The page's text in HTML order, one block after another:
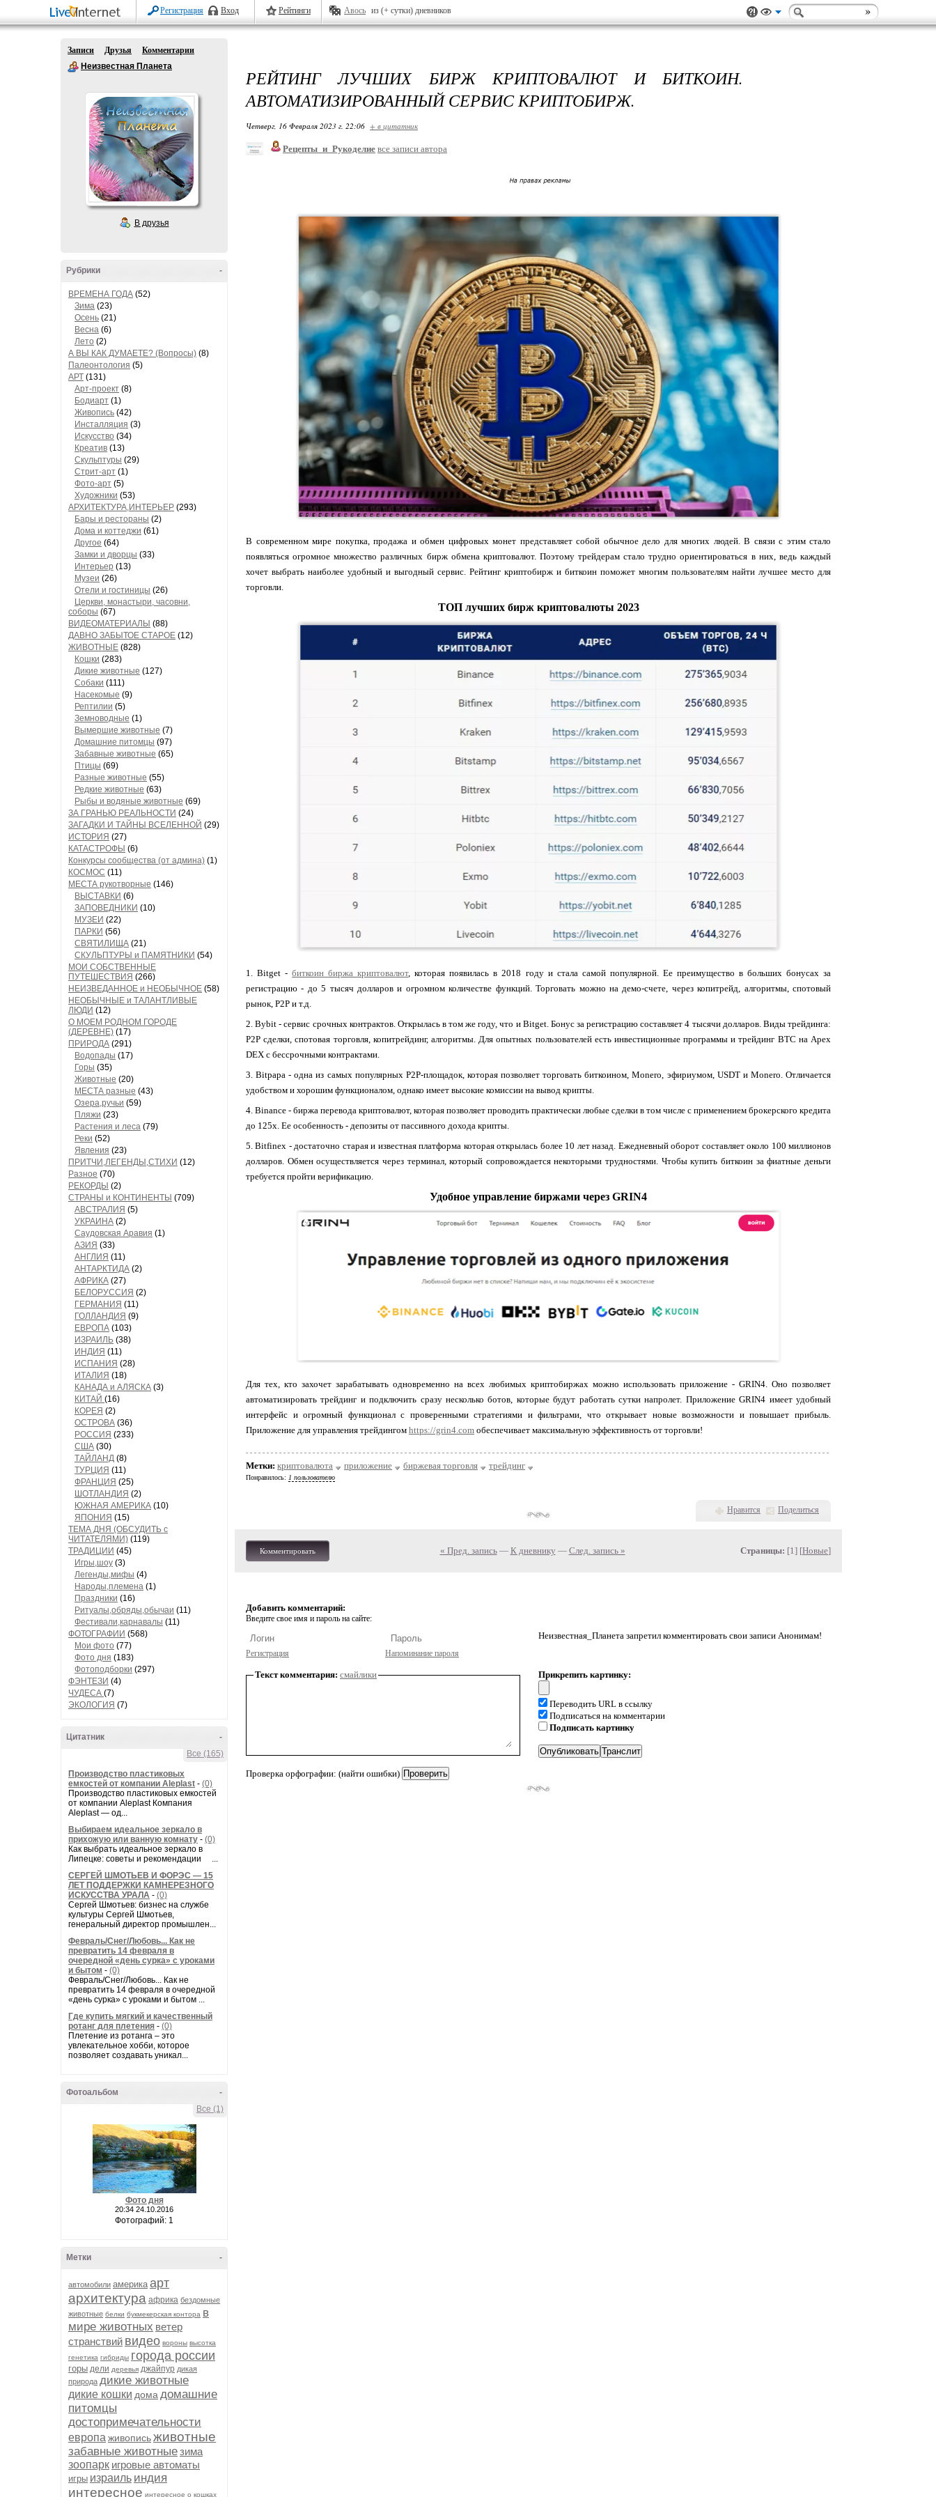
Регистрация Вход Рейтинги Авось из (+ сутки) дневников
Записи Друзья
Комментарии
Неизвестная Планета
В друзья
-
Рубрики
ВРЕМЕНА ГОДА (52)
Зима (23)
Осень (21)
Весна (6)
Лето (2)
А ВЫ КАК ДУМАЕТЕ? (Вопросы) (8)
Палеонтология (5)
АРТ (131)
Арт-проект (8)
Бодиарт (1)
Живопись (42)
Инсталляция (3)
Искусство (34)
Креатив (13)
Скульптуры (29)
Стрит-арт (1)
Фото-арт (5)
Художники (53)
АРХИТЕКТУРА,ИНТЕРЬЕР (293)
Бары и рестораны (2)
Дома и коттеджи (61)
Другое (64)
Замки и дворцы (33)
Интерьер (13)
Музеи (26)
Отели и гостиницы (26)
Церкви, монастыри, часовни,
соборы (67)
ВИДЕОМАТЕРИАЛЫ (88)
ДАВНО ЗАБЫТОЕ СТАРОЕ (12)
ЖИВОТНЫЕ (828)
Кошки (283)
Дикие животные (127)
Собаки (111)
Насекомые (9)
Рептилии (5)
Земноводные (1)
Вымершие животные (7)
Домашние питомцы (97)
Забавные животные (65)
Птицы (69)
Разные животные (55)
Редкие животные (63)
Рыбы и водяные животные (69)
ЗА ГРАНЬЮ РЕАЛЬНОСТИ (24)
ЗАГАДКИ И ТАЙНЫ ВСЕЛЕННОЙ (29)
ИСТОРИЯ (27)
КАТАСТРОФЫ (6)
Конкурсы сообщества (от админа) (1)
КОСМОС (11)
МЕСТА рукотворные (146)
ВЫСТАВКИ (6)
ЗАПОВЕДНИКИ (10)
МУЗЕИ (22)
ПАРКИ (56)
СВЯТИЛИЩА (21)
СКУЛЬПТУРЫ и ПАМЯТНИКИ (54)
МОИ СОБСТВЕННЫЕ
ПУТЕШЕСТВИЯ (266)
НЕИЗВЕДАННОЕ и НЕОБЫЧНОЕ (58)
НЕОБЫЧНЫЕ и ТАЛАНТЛИВЫЕ
ЛЮДИ (12)
О МОЕМ РОДНОМ ГОРОДЕ
(ДЕРЕВНЕ) (17)
ПРИРОДА (291)
Водопады (17)
Горы (35)
Животные (20)
МЕСТА разные (43)
Озера,ручьи (59)
Пляжи (23)
Растения и леса (79)
Реки (52)
Явления (23)
ПРИТЧИ,ЛЕГЕНДЫ,СТИХИ (12)
Разное (70)
РЕКОРДЫ (2)
СТРАНЫ и КОНТИНЕНТЫ (709)
АВСТРАЛИЯ (5)
УКРАИНА (2)
Саудовская Аравия (1)
АЗИЯ (33)
АНГЛИЯ (11)
АНТАРКТИДА (2)
АФРИКА (27)
БЕЛОРУССИЯ (2)
ГЕРМАНИЯ (11)
ГОЛЛАНДИЯ (9)
ЕВРОПА (103)
ИЗРАИЛЬ (38)
ИНДИЯ (11)
ИСПАНИЯ (28)
ИТАЛИЯ (18)
КАНАДА и АЛЯСКА (3)
КИТАЙ (16)
КОРЕЯ (2)
ОСТРОВА (36)
РОССИЯ (233)
США (30)
ТАЙЛАНД (8)
ТУРЦИЯ (11)
ФРАНЦИЯ (25)
ШОТЛАНДИЯ (2)
ЮЖНАЯ АМЕРИКА (10)
ЯПОНИЯ (15)
ТЕМА ДНЯ (ОБСУДИТЬ с
ЧИТАТЕЛЯМИ) (119)
ТРАДИЦИИ (45)
Игры,шоу (3)
Легенды,мифы (4)
Народы,племена (1)
Праздники (16)
Ритуалы,обряды,обычаи (11)
Фестивали,карнавалы (11)
ФОТОГРАФИИ (568)
Мои фото (77)
Фото дня (183)
Фотоподборки (297)
ФЭНТЕЗИ (4)
ЧУДЕСА (7)
ЭКОЛОГИЯ (7)
-
Цитатник
Все (165)
Производство пластиковых
емкостей от компании Aleplast - (0)
Производство пластиковых емкостей
от компании Aleplast Компания
Aleplast — од...
Выбираем идеальное зеркало в
прихожую или ванную комнату - (0)
Как выбрать идеальное зеркало в
Липецке: советы и рекомендации ...
СЕРГЕЙ ШМОТЬЕВ И ФОРЭС — 15
ЛЕТ ПОДДЕРЖКИ КАМНЕРЕЗНОГО
ИСКУССТВА УРАЛА - (0)
Сергей Шмотьев: бизнес на службе
культуры Сергей Шмотьев,
генеральный директор промышлен...
Февраль/Снег/Любовь... Как не
превратить 14 февраля в
очередной «день сурка» с уроками
и бытом - (0)
Февраль/Снег/Любовь... Как не
превратить 14 февраля в очередной
«день сурка» с уроками и бытом ...
Где купить мягкий и качественный
ротанг для плетения - (0)
Плетение из ротанга – это
увлекательное хобби, которое
позволяет создавать уникал...
-
Фотоальбом
Все (1)
Фото дня
20:34 24.10.2016
Фотографий: 1
-
Метки
автомобили америка арт
архитектура африка бездомные
животные белки букмекерская контора в
мире животных ветер
странствий видео вороны высотка
генетика гибриды города россии
горы дели деревья джайпур дикая
природа дикие животные
дикие кошки дома домашние
питомцы
достопримечательности
европа живописьживотные
забавные животныезима
зоопарк игровые автоматы
игры израиль индия
интересное интересное о кошках
РЕЙТИНГ ЛУЧШИХ БИРЖ КРИПТОВАЛЮТ И БИТКОИН.
АВТОМАТИЗИРОВАННЫЙ СЕРВИС КРИПТОБИРЖ.
Четверг, 16 Февраля 2023 г. 22:06 + в цитатник
Рецепты_и_Рукоделие все записи автора
В современном мире покупка, продажа и обмен цифровых монет представляет собой обычное дело для многих людей. В связи с этим стало
появляться огромное множество различных бирж обмена криптовалют. Поэтому трейдерам стало трудно ориентироваться в них, ведь каждый
хочет выбрать наиболее удобный и выгодный сервис. Рейтинг криптобирж и биткоин поможет многим пользователям найти лучшее место для
торговли.
ТОП лучших бирж криптовалюты 2023
1. Bitget -биткоин биржа криптовалют, которая появилась в 2018 году и стала самой популярной. Ее преимущество в больших бонусах за
регистрацию - до 5 тысяч долларов и огромном количестве функций. Торговать можно на демо-счете, через копитрейд, алгоритмы, спотовый
рынок, P2P и т.д.
2. Bybit - сервис срочных контрактов. Открылась в том же году, что и Bitget. Бонус за регистрацию составляет 4 тысячи долларов. Виды трейдинга:
P2P сделки, спотовая торговля, копитрейдинг, алгоритмы. Для опытных пользователей есть инвестиционные программы и трейдинг BTC на Apex
DEX с бессрочными контрактами.
3. Bitpapa - одна из самых популярных P2P-площадок, которая позволяет торговать биткоином, Monero, эфириумом, USDT и Monero. Отличается
удобством и хорошим функционалом, однако имеет высокие комиссии на вывод крипты.
4. Binance - биржа перевода криптовалют, которая позволяет проводить практически любые сделки в том числе с применением брокерского кредита
до 125x. Ее особенность - депозиты от пассивного дохода крипты.
5. Bitfinex - достаточно старая и известная платформа которая открылась более 10 лет назад. Ежедневный оборот составляет около 100 миллионов
долларов. Обмен осуществляется через терминал, который сопровождается некоторыми трудностями. Чтобы купить биткоин за фиатные деньги
требуется пройти верификацию.
Удобное управление биржами через GRIN4
Для тех, кто захочет зарабатывать одновременно на всех любимых криптобиржах можно использовать приложение - GRIN4. Оно позволяет
автоматизировать трейдинг и подключить сразу несколько ботов, которые будут работать сутки напролет. Приложение GRIN4 имеет удобный
интерфейс и огромный функционал с проверенными стратегиями и фильтрами, что открывает новые возможности и повышает прибыль.
Приложение для управления трейдингом https://grin4.com обеспечивает максимальную эффективность от торговли!
Метки: криптовалюта приложение биржевая торговля трейдинг
Понравилось: 1 пользователю
Нравится Поделиться
Комментировать « Пред. запись— К дневнику — След. запись » Страницы: [1] [Новые]
Добавить комментарий:
Введите свое имя и пароль на сайте:
Регистрация Напоминание пароля
Неизвестная_Планета запретил комментировать свои записи Анонимам!
Текст комментария: смайлики
Проверка орфографии: (найти ошибки)
Прикрепить картинку:
Переводить URL в ссылку
Подписаться на комментарии
Подписать картинку